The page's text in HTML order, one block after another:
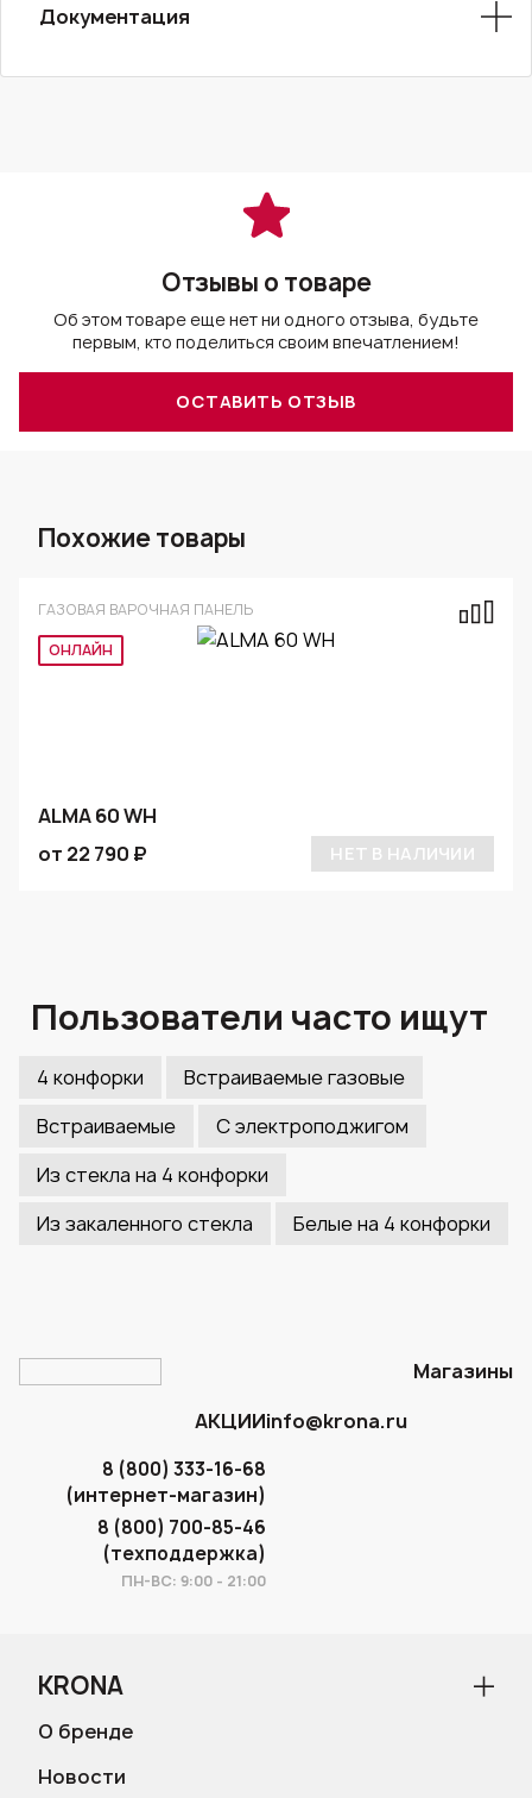
Документация
Отзывы о товаре
Об этом товаре еще нет ни одного отзыва, будьте
первым, кто поделиться своим впечатлением!
ОСТАВИТЬ ОТЗЫВ
Похожие товары
ГАЗОВАЯ ВАРОЧНАЯ ПАНЕЛЬ
ОНЛАЙН
ALMA 60 WH
от 22 790 ₽
НЕТ В НАЛИЧИИ
Пользователи часто ищут
4 конфорки
Встраиваемые газовые
Встраиваемые
С электроподжигом
Из стекла на 4 конфорки
Из закаленного стекла
Белые на 4 конфорки
Магазины
АКЦИИinfo@krona.ru
8 (800) 333-16-68
(интернет-магазин)
8 (800) 700-85-46
(техподдержка)
ПН-ВС: 9:00 - 21:00
KRONA
О бренде
Новости